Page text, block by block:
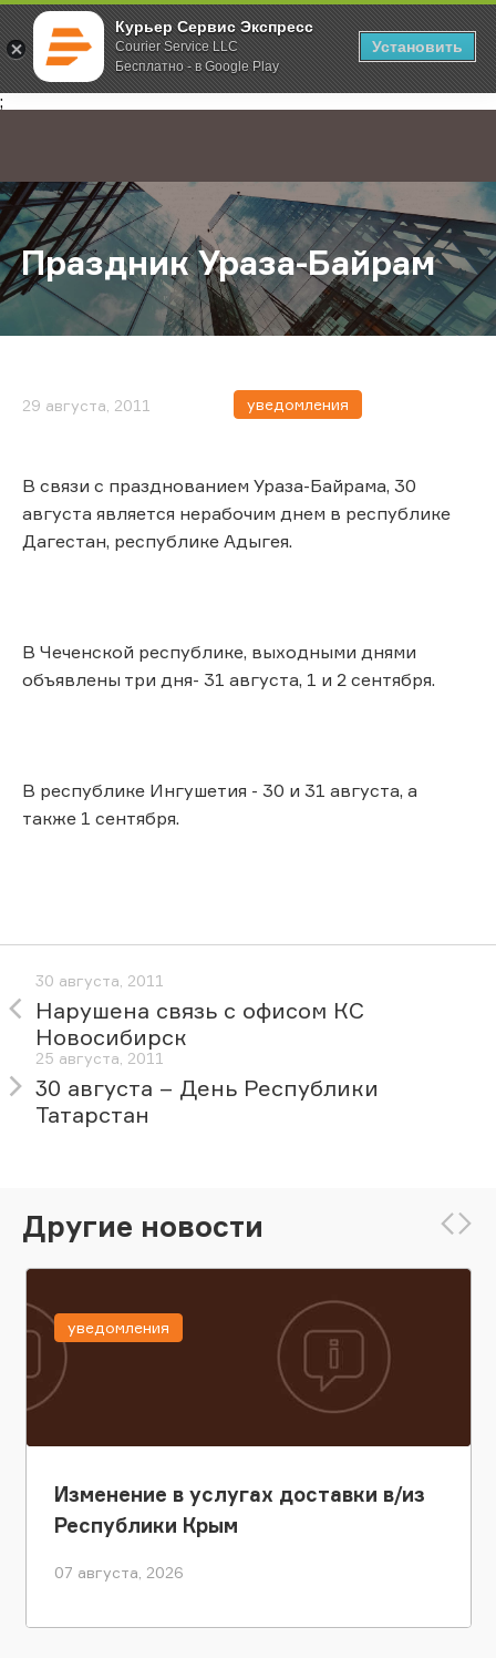
Курьер Сервис Экспресс
Courier Service LLC
Бесплатно - в Google Play
Установить
;
Главная О компании Новости Праздник Ураза-Байрам
Праздник Ураза-Байрам
29 августа, 2011 уведомления
В связи с празднованием Ураза-Байрама, 30
августа является нерабочим днем в республике
Дагестан, республике Адыгея.
В Чеченской республике, выходными днями
объявлены три дня- 31 августа, 1 и 2 сентября.
В республике Ингушетия - 30 и 31 августа, а
также 1 сентября.
30 августа, 2011
Нарушена связь с офисом КС
Новосибирск
25 августа, 2011
30 августа – День Республики
Татарстан
Другие новости
Изменение в услугах доставки в/из
Республики Крым
07 августа, 2026
уведомления